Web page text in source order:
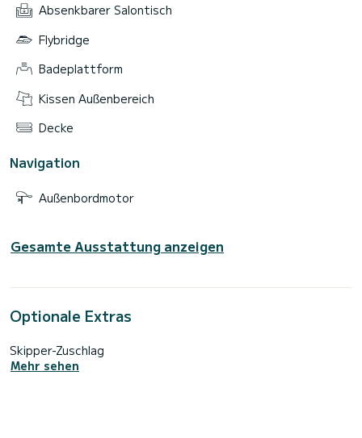
Absenkbarer Salontisch
Flybridge
Badeplattform
Kissen Außenbereich
Decke
Navigation
Außenbordmotor
Gesamte Ausstattung anzeigen
Optionale Extras
Skipper-Zuschlag
Mehr sehen